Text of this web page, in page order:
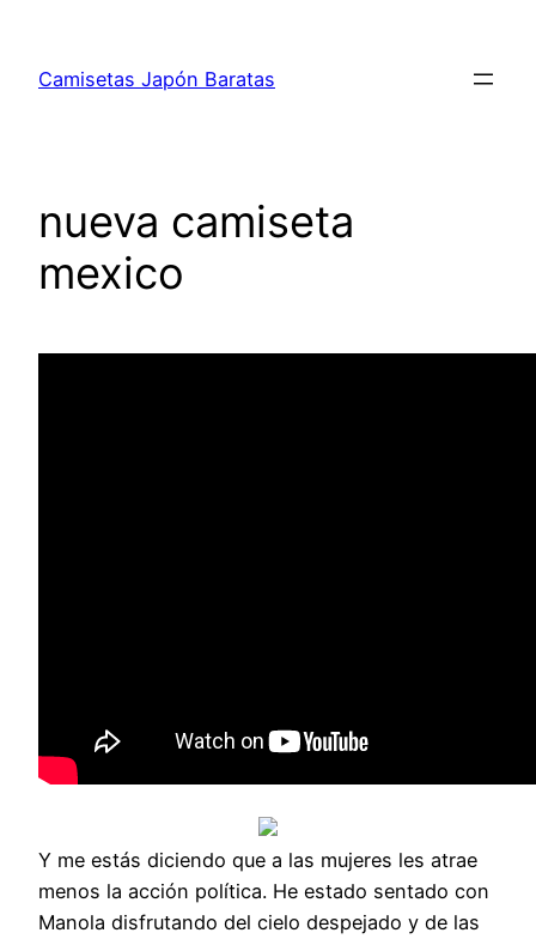
contenido
Camisetas Japón Baratas
nueva camiseta
mexico
Y me estás diciendo que a las mujeres les atrae
menos la acción política. He estado sentado con
Manola disfrutando del cielo despejado y de las